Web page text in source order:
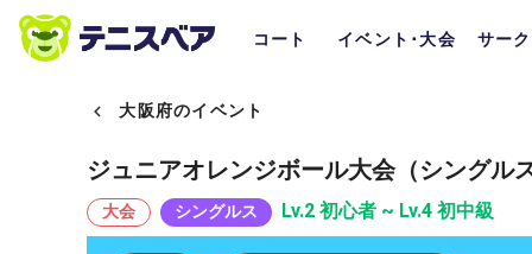
コート イベント･大会 サー
大阪府のイベント
ジュニアオレンジボール大会（シングル
大会 シングルス Lv.2 初心者 ~ Lv.4 初中級